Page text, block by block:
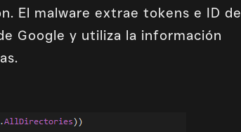
El malware extrae tokens e ID de
Google y utiliza la información